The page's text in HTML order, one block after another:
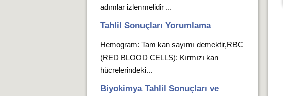
adımlar izlenmelidir ...
Tahlil Sonuçları Yorumlama
Hemogram: Tam kan sayımı demektir,RBC
(RED BLOOD CELLS): Kırmızı kan
hücrelerindeki...
Biyokimya Tahlil Sonuçları ve